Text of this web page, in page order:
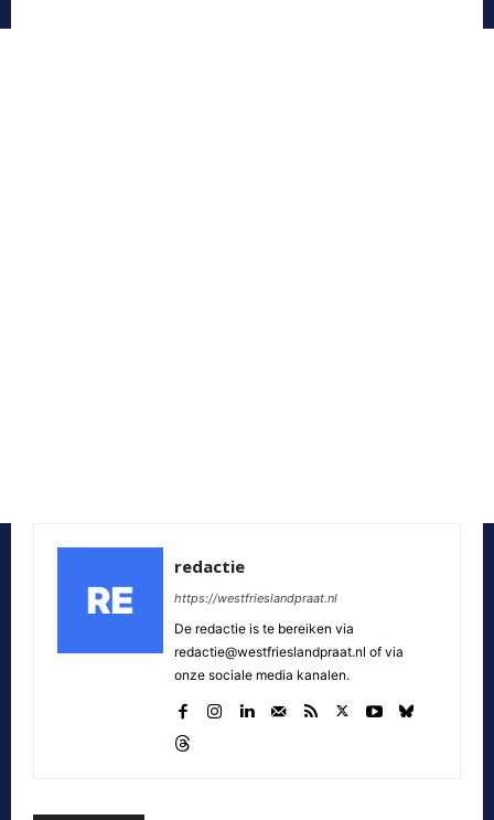
redactie
https://westfrieslandpraat.nl
De redactie is te bereiken via
redactie@westfrieslandpraat.nl of via
onze sociale media kanalen.